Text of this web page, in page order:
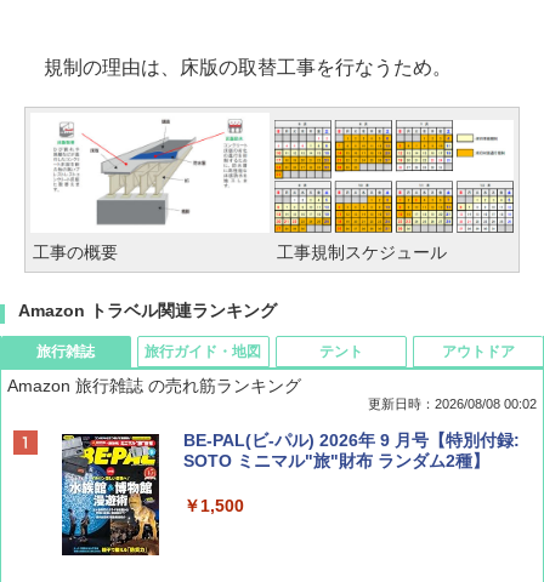
規制の理由は、床版の取替工事を行なうため。
工事の概要 工事規制スケジュール
Amazon トラベル関連ランキング
旅行雑誌
Amazon 旅行雑誌 の売れ筋ランキング
更新日時：2026/08/08 00:02
BE-PAL(ビ-パル) 2026年 9 月号【特別付録:
SOTO ミニマル"旅"財布 ランダム2種】
￥1,500
旅行ガイド・地図 テント アウトドア